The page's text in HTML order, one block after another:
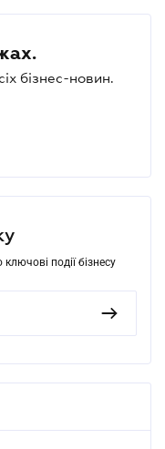
бізнес-новин.
події бізнесу